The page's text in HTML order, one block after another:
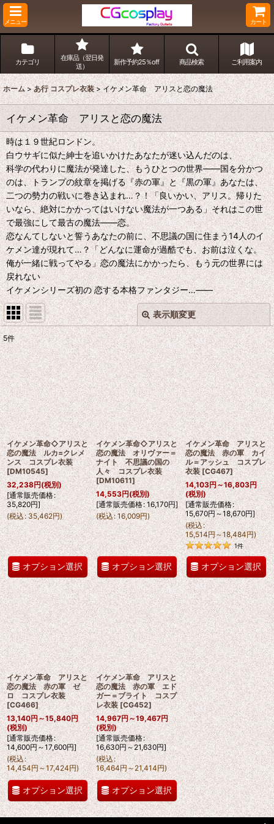
メニュー カート
カテゴリ
在庫品（翌日発
送）
新作予約25％off 商品検索 ご利用案内
ホーム > あ行 コスプレ衣装 > イケメン革命 アリスと恋の魔法
イケメン革命 アリスと恋の魔法
時は１９世紀ロンドン。
白ウサギに似た紳士を追いかけたあなたが迷い込んだのは、
科学の代わりに魔法が発達した、もうひとつの世界――国を分かつ
のは、トランプの紋章を掲げる『赤の軍』と『黒の軍』あなたは、
二つの勢力の戦いに巻き込まれ…？！「良いかい、アリス。帰りた
いなら、絶対にかかってはいけない魔法が一つある」それはこの世
で最強にして最古の魔法――恋。
恋なんてしないと誓うあなたの前に、不思議の国に住まう14人のイ
ケメン達が現れて…？「どんなに運命が過酷でも、お前は泣くな。
俺が一緒に戦ってやる」恋の魔法にかかったら、もう元の世界には
戻れない
イケメンシリーズ初の 恋する本格ファンタジー…――
表示順変更
表示数:
並び順:
絞り込む
閉じる
5件
イケメン革命◇アリスと
恋の魔法 ルカ=クレメ
ンス コスプレ衣装
[DM10545]
32,238円(税別)
[通常販売価格:
35,820円]
(税込: 35,462円)
オプション選択
イケメン革命◇アリスと
恋の魔法 オリヴァー＝
ナイト 不思議の国の
人々 コスプレ衣装
[DM10611]
14,553円(税別)
[通常販売価格: 16,170円]
(税込: 16,009円)
オプション選択
イケメン革命 アリスと
恋の魔法 赤の軍 カイ
ル＝アッシュ コスプレ
衣装 [CG467]
14,103円～16,803円
(税別)
[通常販売価格:
15,670円～18,670円]
(税込:
15,514円～18,484円)
1件
オプション選択
イケメン革命 アリスと
恋の魔法 赤の軍 ゼ
ロ コスプレ衣装
[CG466]
13,140円～15,840円
(税別)
[通常販売価格:
14,600円～17,600円]
(税込:
14,454円～17,424円)
オプション選択
イケメン革命 アリスと
恋の魔法 赤の軍 エド
ガー＝ブライト コスプ
レ衣装 [CG452]
14,967円～19,467円
(税別)
[通常販売価格:
16,630円～21,630円]
(税込:
16,464円～21,414円)
オプション選択